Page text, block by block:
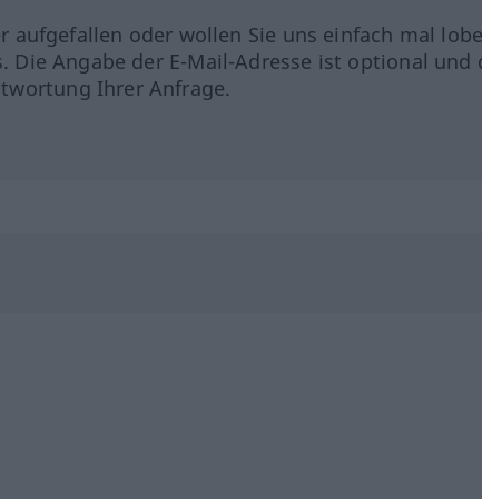
aufgefallen oder wollen Sie uns einfach mal
Die Angabe der E-Mail-Adresse ist optional und
Ihrer Anfrage.